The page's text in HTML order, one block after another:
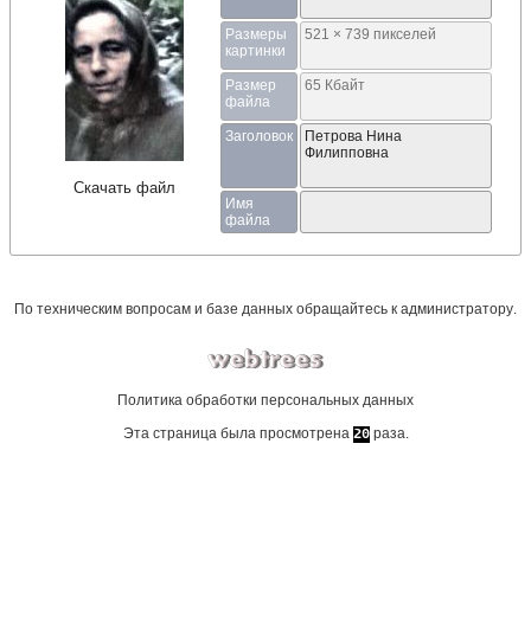
Скачать файл
Размеры
картинки
521 × 739 пикселей
Размер
файла
65 Кбайт
Заголовок
Петрова Нина
Филипповна
Имя
файла
По техническим вопросам и базе данных обращайтесь к администратору.
Политика обработки персональных данных
Эта страница была просмотрена 20раза.